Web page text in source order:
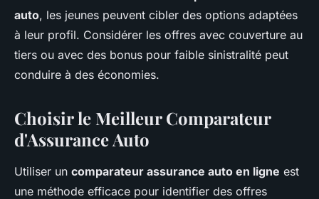
auto, les jeunes peuvent cibler des options adaptées
à leur profil. Considérer les offres avec couverture au
tiers ou avec des bonus pour faible sinistralité peut
conduire à des économies.
Choisir le Meilleur Comparateur
d'Assurance Auto
Utiliser un comparateur assurance auto en ligne est
une méthode efficace pour identifier des offres